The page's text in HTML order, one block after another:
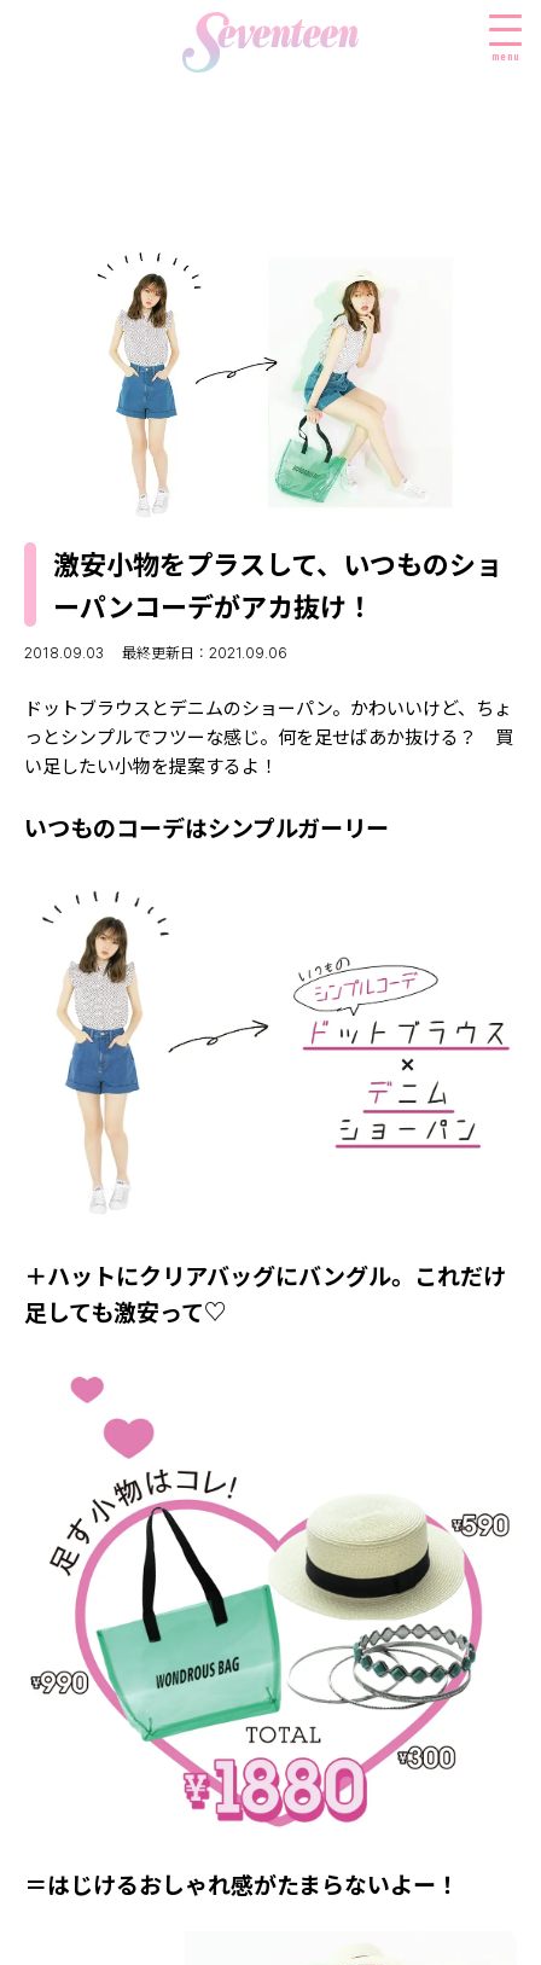
menu
ファッションニュース
モデル私服
着回し
BEAUTY
ビューティニュース
トレンドメイク
ベストコスメ
ヘアアレンジ・ヘアケア
スキンケア
SCHOOL
スクールニュース
制服コーデ
学校ヘアメイク
勉強・受験・進路
ENTERTAINMENT
エンタメニュース
なにわ男子
LIFESTYLE
ライフスタイルニュース
モデルの購入品
おでかけ
JK TREND
MODELS
MODEL'S BLOG
TikTok
Instagram
YouTube
ゲッターズ飯田
MISS SEVENTEEN
ミスセブンティーンニュース
MAGAZINE
バックナンバー
INFORMATION
Seventeen
新規会員登録・ログイン
激安小物をプラスして、いつものショ
ーパンコーデがアカ抜け！
2018.09.03 最終更新日：2021.09.06
ドットブラウスとデニムのショーパン。かわいいけど、ちょ
っとシンプルでフツーな感じ。何を足せばあか抜ける？ 買
い足したい小物を提案するよ！
いつものコーデはシンプルガーリー
＋ハットにクリアバッグにバングル。これだけ
足しても激安って♡
＝はじけるおしゃれ感がたまらないよー！